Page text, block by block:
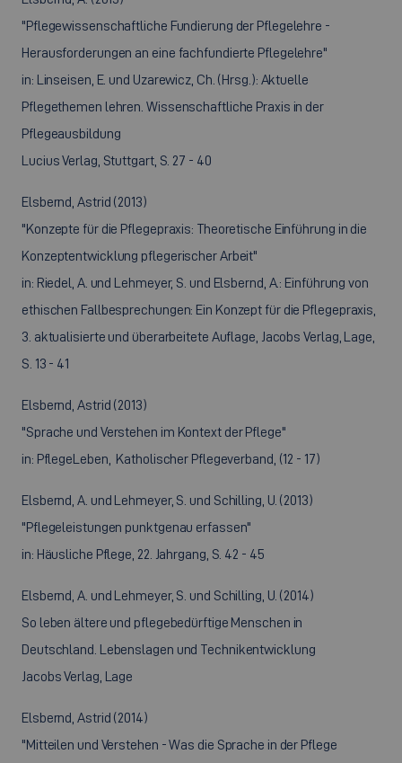
"Pflegewissenschaftliche Fundierung der Pflegelehre -
Herausforderungen an eine fachfundierte Pflegelehre"
in: Linseisen, E. und Uzarewicz, Ch. (Hrsg.): Aktuelle
Pflegethemen lehren. Wissenschaftliche Praxis in der
Pflegeausbildung
Lucius Verlag, Stuttgart, S. 27 - 40
Elsbernd, Astrid (2013)
"Konzepte für die Pflegepraxis: Theoretische Einführung in die
Konzeptentwicklung pflegerischer Arbeit"
in: Riedel, A. und Lehmeyer, S. und Elsbernd, A.: Einführung von
ethischen Fallbesprechungen: Ein Konzept für die Pflegepraxis,
3. aktualisierte und überarbeitete Auflage, Jacobs Verlag, Lage,
S. 13 - 41
Elsbernd, Astrid (2013)
"Sprache und Verstehen im Kontext der Pflege"
in: PflegeLeben, Katholischer Pflegeverband, (12 - 17)
Elsbernd, A. und Lehmeyer, S. und Schilling, U. (2013)
"Pflegeleistungen punktgenau erfassen"
in: Häusliche Pflege, 22. Jahrgang, S. 42 - 45
Elsbernd, A. und Lehmeyer, S. und Schilling, U. (2014)
So leben ältere und pflegebedürftige Menschen in
Deutschland. Lebenslagen und Technikentwicklung
Jacobs Verlag, Lage
Elsbernd, Astrid (2014)
"Mitteilen und Verstehen - Was die Sprache in der Pflege